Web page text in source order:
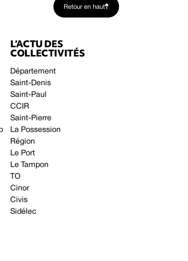
Retour en haut
L’ACTU DES
COLLECTIVITÉS
Département
Saint-Denis
Saint-Paul
CCIR
Saint-Pierre
La Possession
Région
Le Port
Le Tampon
TO
Cinor
Civis
Sidélec